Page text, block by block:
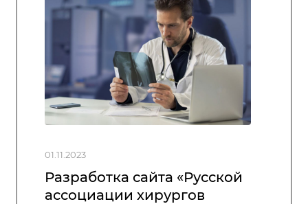
01.11.2023
Разработка сайта «Русской
ассоциации хирургов